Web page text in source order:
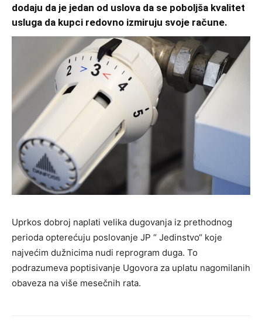
dodaju da je jedan od uslova da se poboljša kvalitet
usluga da kupci redovno izmiruju svoje račune.
Uprkos dobroj naplati velika dugovanja iz prethodnog
perioda opterećuju poslovanje JP “ Jedinstvo“ koje
najvećim dužnicima nudi reprogram duga. To
podrazumeva poptisivanje Ugovora za uplatu nagomilanih
obaveza na više mesečnih rata.